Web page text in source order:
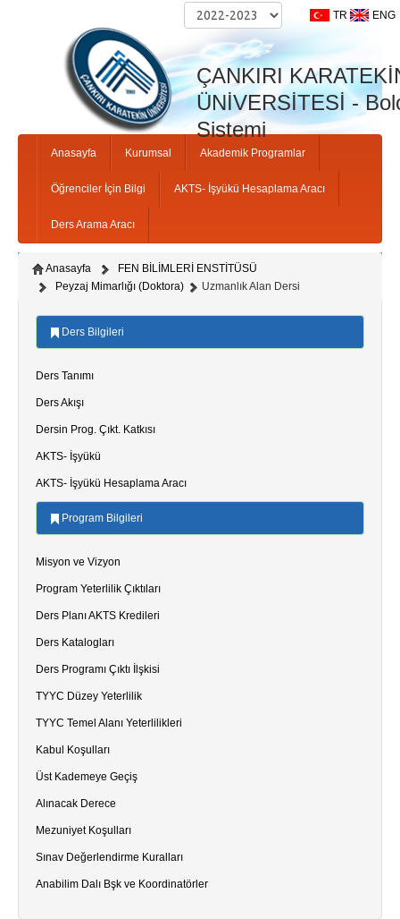
TR ENG
ÇANKIRI
ÜNİVERSİTESİ -
Sistemi
Anasayfa Kurumsal Akademik Programlar
Öğrenciler İçin Bilgi AKTS- İşyükü Hesaplama Aracı
Ders Arama Aracı
Anasayfa
FEN BİLİMLERİ ENSTİTÜSÜ
Peyzaj Mimarlığı (Doktora)
Uzmanlık Alan Dersi
Ders Bilgileri
Ders Tanımı
Ders Akışı
Dersin Prog. Çıkt. Katkısı
AKTS- İşyükü
AKTS- İşyükü Hesaplama Aracı
Program Bilgileri
Misyon ve Vizyon
Program Yeterlilik Çıktıları
Ders Planı AKTS Kredileri
Ders Katalogları
Ders Programı Çıktı İlşkisi
TYYC Düzey Yeterlilik
TYYC Temel Alanı Yeterlilikleri
Kabul Koşulları
Üst Kademeye Geçiş
Alınacak Derece
Mezuniyet Koşulları
Sınav Değerlendirme Kuralları
Anabilim Dalı Bşk ve Koordinatörler
Anne Adi: